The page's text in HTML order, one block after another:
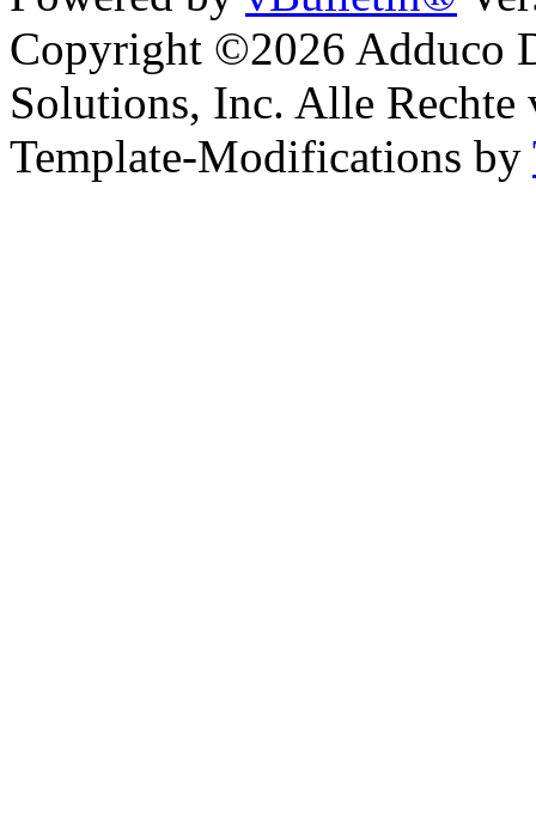
Copyright ©2026 Adduco
Solutions, Inc. Alle Rechte
Template-Modifications by